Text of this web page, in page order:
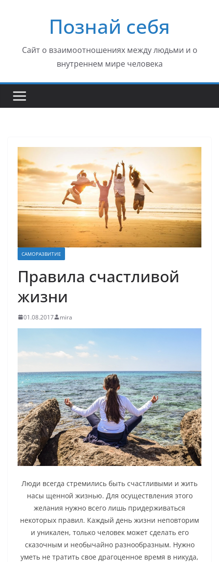
содержимомуПознай себя
Сайт о взаимоотношениях между людьми и о
внутреннем мире человека
САМОРАЗВИТИЕ
Правила счастливой
жизни
01.08.2017 mira
Люди всегда стремились быть счастливыми и жить
насы щенной жизнью. Для осуществления этого
желания нужно всего лишь придерживаться
некоторых правил. Каждый день жизни неповторим
и уникален, только человек может сделать его
сказочным и необычайно разнообразным. Нужно
уметь не тратить свое драгоценное время в никуда,